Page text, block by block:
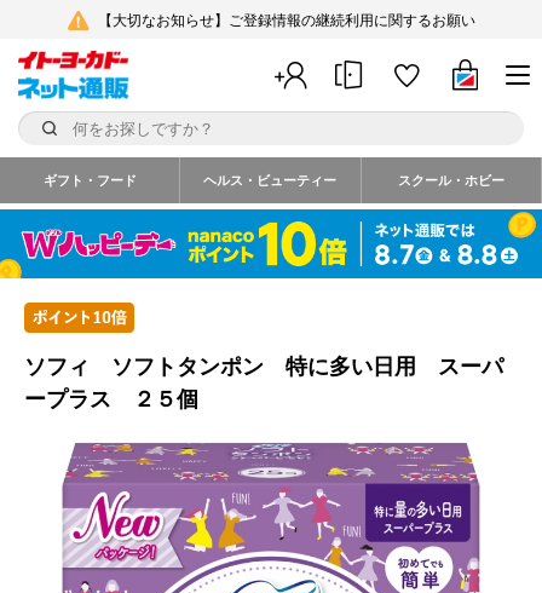
【大切なお知らせ】ご登録情報の継続利用に関するお願い
ギフト・フード ヘルス・ビューティー スクール・ホビー
ソフィ ソフトタンポン 特に多い日用 スーパ
ープラス ２５個